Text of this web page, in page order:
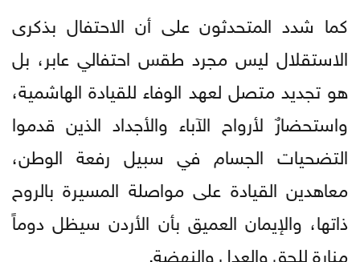
كما شدد المتحدثون على أن الاحتفال بذكرى
الاستقلال ليس مجرد طقس احتفالي عابر، بل
هو تجديد متصل لعهد الوفاء للقيادة الهاشمية،
واستحضارٌ لأرواح الآباء والأجداد الذين قدموا
التضحيات الجسام في سبيل رفعة الوطن،
معاهدين القيادة على مواصلة المسيرة بالروح
ذاتها، والإيمان العميق بأن الأردن سيظل دوماً
منارة للحق والعدل والنهضة.